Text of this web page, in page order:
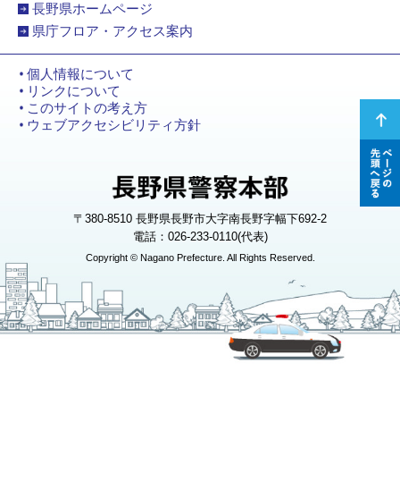
ページ
の先頭
へ戻る
長野県ホームページ
県庁フロア・アクセス案内
個人情報について
リンクについて
このサイトの考え方
ウェブアクセシビリティ方針
〒380-8510 長野県長野市大字南長野字幅下692-2
電話：026-233-0110(代表)
Copyright © Nagano Prefecture. All Rights Reserved.